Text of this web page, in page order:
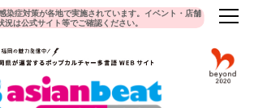
染症対策が各地で実施されています。イベント・店舗
況は公式サイト等でご確認ください。